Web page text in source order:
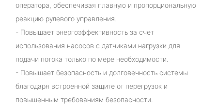
оператора, обеспечивая плавную и пропорциональную
реакцию рулевого управления.
- Повышает энергоэффективность за счет
использования насосов с датчиками нагрузки для
подачи потока только по мере необходимости.
- Повышает безопасность и долговечность системы
благодаря встроенной защите от перегрузок и
повышенным требованиям безопасности.